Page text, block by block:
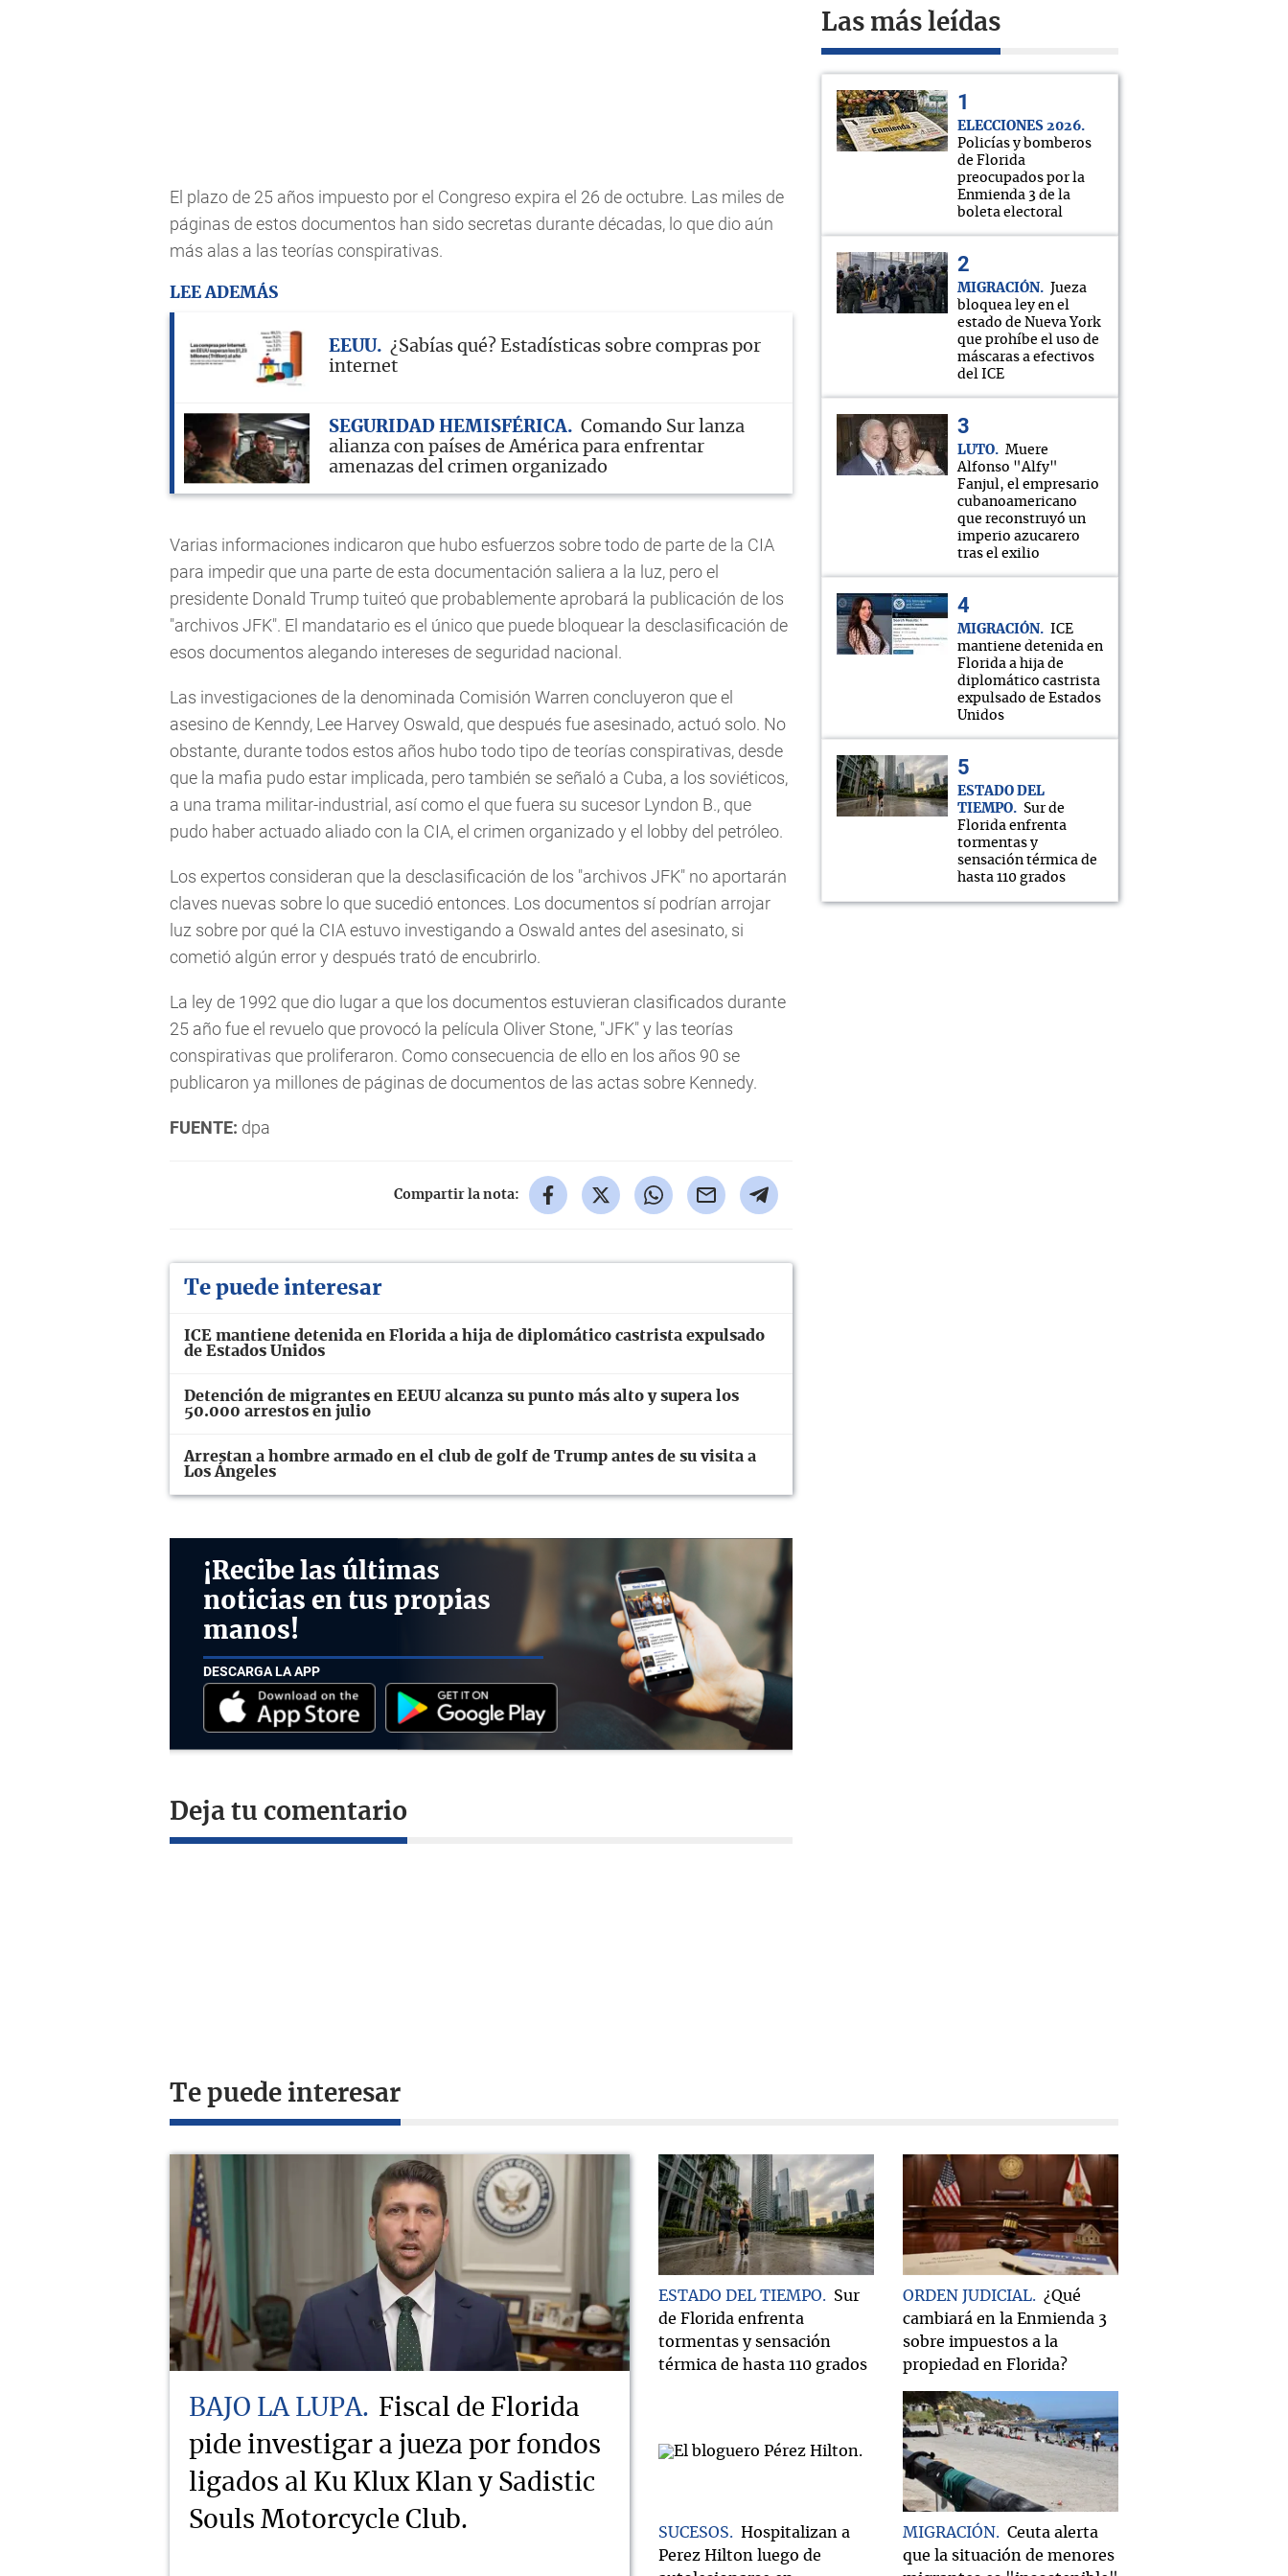
El plazo de 25 años impuesto por el Congreso expira el 26 de octubre. Las miles de
páginas de estos documentos han sido secretas durante décadas, lo que dio aún
más alas a las teorías conspirativas.
LEE ADEMÁS
EEUU
¿Sabías qué? Estadísticas sobre compras por
internet
SEGURIDAD HEMISFÉRICA
Comando Sur lanza
alianza con países de América para enfrentar
amenazas del crimen organizado
Varias informaciones indicaron que hubo esfuerzos sobre todo de parte de la CIA
para impedir que una parte de esta documentación saliera a la luz, pero el
presidente Donald Trump tuiteó que probablemente aprobará la publicación de los
"archivos JFK". El mandatario es el único que puede bloquear la desclasificación de
esos documentos alegando intereses de seguridad nacional.
Las investigaciones de la denominada Comisión Warren concluyeron que el
asesino de Kenndy, Lee Harvey Oswald, que después fue asesinado, actuó solo. No
obstante, durante todos estos años hubo todo tipo de teorías conspirativas, desde
que la mafia pudo estar implicada, pero también se señaló a Cuba, a los soviéticos,
a una trama militar-industrial, así como el que fuera su sucesor Lyndon B., que
pudo haber actuado aliado con la CIA, el crimen organizado y el lobby del petróleo.
Los expertos consideran que la desclasificación de los "archivos JFK" no aportarán
claves nuevas sobre lo que sucedió entonces. Los documentos sí podrían arrojar
luz sobre por qué la CIA estuvo investigando a Oswald antes del asesinato, si
cometió algún error y después trató de encubrirlo.
La ley de 1992 que dio lugar a que los documentos estuvieran clasificados durante
25 año fue el revuelo que provocó la película Oliver Stone, "JFK" y las teorías
conspirativas que proliferaron. Como consecuencia de ello en los años 90 se
publicaron ya millones de páginas de documentos de las actas sobre Kennedy.
FUENTE: dpa
Compartir la nota:
Te puede interesar
ICE mantiene detenida en Florida a hija de diplomático castrista expulsado
de Estados Unidos
Detención de migrantes en EEUU alcanza su punto más alto y supera los
50.000 arrestos en julio
Arrestan a hombre armado en el club de golf de Trump antes de su visita a
Los Ángeles
¡Recibe las últimas
noticias en tus propias
manos!
DESCARGA LA APP
Deja tu comentario
Las más leídas
ELECCIONES 2026
Policías y bomberos
de Florida
preocupados por la
Enmienda 3 de la
boleta electoral
MIGRACIÓN
Jueza
bloquea ley en el
estado de Nueva York
que prohíbe el uso de
máscaras a efectivos
del ICE
LUTO
Muere
Alfonso "Alfy"
Fanjul, el empresario
cubanoamericano
que reconstruyó un
imperio azucarero
tras el exilio
MIGRACIÓN
ICE
mantiene detenida en
Florida a hija de
diplomático castrista
expulsado de Estados
Unidos
ESTADO DEL
TIEMPO
Sur de
Florida enfrenta
tormentas y
sensación térmica de
hasta 110 grados
Te puede interesar
BAJO LA LUPA
Fiscal de Florida
pide investigar a jueza por fondos
ligados al Ku Klux Klan y Sadistic
Souls Motorcycle Club.
ESTADO DEL TIEMPO
Sur
de Florida enfrenta
tormentas y sensación
térmica de hasta 110 grados
ORDEN JUDICIAL
¿Qué
cambiará en la Enmienda 3
sobre impuestos a la
propiedad en Florida?
SUCESOS
Hospitalizan a
Perez Hilton luego de
MIGRACIÓN
Ceuta alerta
que la situación de menores